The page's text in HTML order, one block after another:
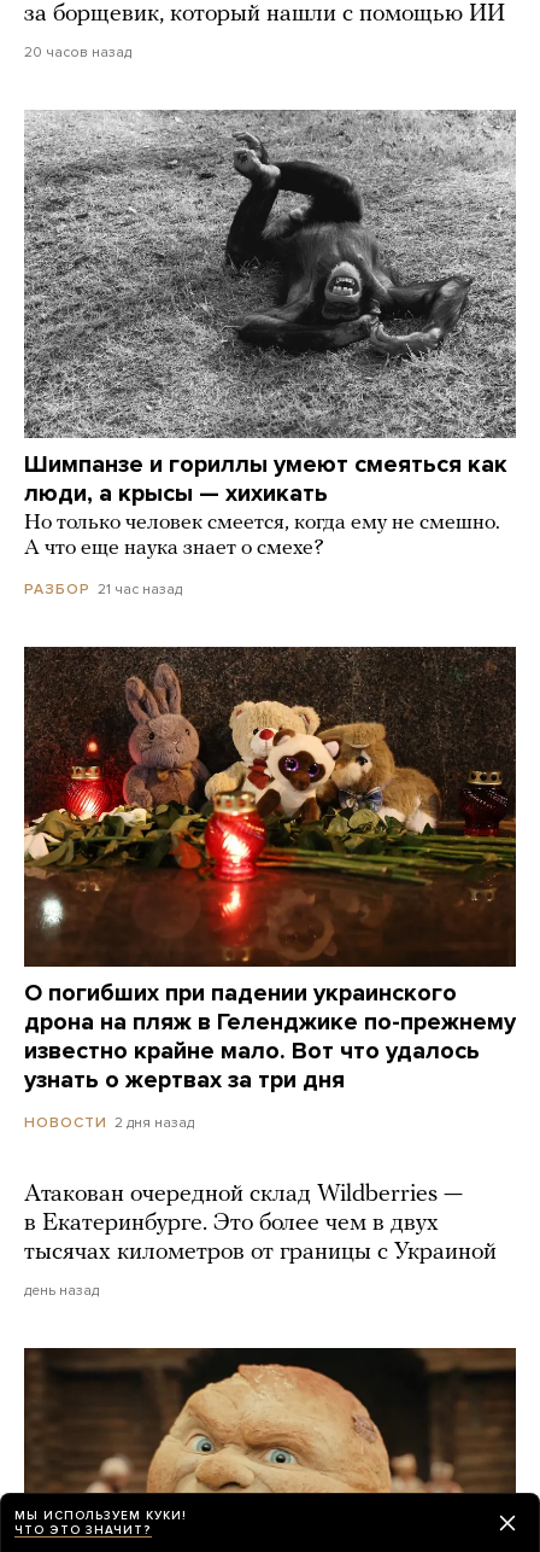
за борщевик, который нашли с помощью ИИ
20 часов назад
Шимпанзе и гориллы умеют смеяться как
люди, а крысы — хихикать
Но только человек смеется, когда ему не смешно.
А что еще наука знает о смехе?
РАЗБОР 21 час назад
О погибших при падении украинского
дрона на пляж в Геленджике по-прежнему
известно крайне мало. Вот что удалось
узнать о жертвах за три дня
НОВОСТИ 2 дня назад
Атакован очередной склад Wildberries —
в Екатеринбурге. Это более чем в двух
тысячах километров от границы с Украиной
день назад
МЫ ИСПОЛЬЗУЕМ КУКИ!
ЧТО ЭТО ЗНАЧИТ?